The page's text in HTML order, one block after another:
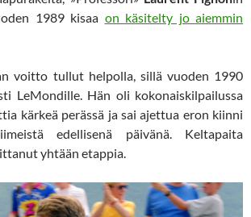
1989 kisaa on käsitelty jo aiemmin
voitto tullut helpolla, sillä vuoden 1990
LeMondille. Hän oli kokonaiskilpailussa
kärkeä perässä ja sai ajettua eron kiinni
edellisenä päivänä. Keltapaita
yhtään etappia.